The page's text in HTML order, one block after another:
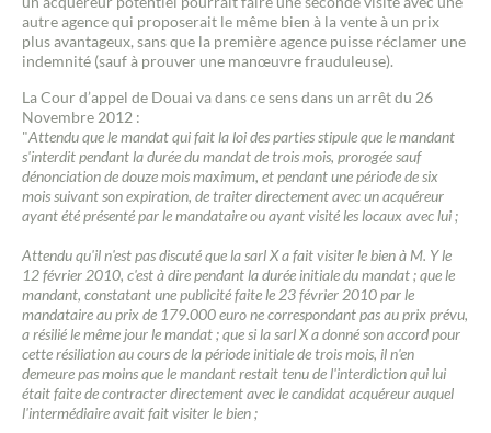
autre agence qui proposerait le même bien à la vente à un prix
plus avantageux, sans que la première agence puisse réclamer une
indemnité (sauf à prouver une manœuvre frauduleuse).
La Cour d’appel de Douai va dans ce sens dans un arrêt du 26
Novembre 2012 :
"Attendu que le mandat qui fait la loi des parties stipule que le mandant
s'interdit pendant la durée du mandat de trois mois, prorogée sauf
dénonciation de douze mois maximum, et pendant une période de six
mois suivant son expiration, de traiter directement avec un acquéreur
ayant été présenté par le mandataire ou ayant visité les locaux avec lui ;
Attendu qu'il n'est pas discuté que la sarl X a fait visiter le bien à M. Y le
12 février 2010, c'est à dire pendant la durée initiale du mandat ; que le
mandant, constatant une publicité faite le 23 février 2010 par le
mandataire au prix de 179.000 euro ne correspondant pas au prix prévu,
a résilié le même jour le mandat ; que si la sarl X a donné son accord pour
cette résiliation au cours de la période initiale de trois mois, il n'en
demeure pas moins que le mandant restait tenu de l'interdiction qui lui
était faite de contracter directement avec le candidat acquéreur auquel
l'intermédiaire avait fait visiter le bien ;